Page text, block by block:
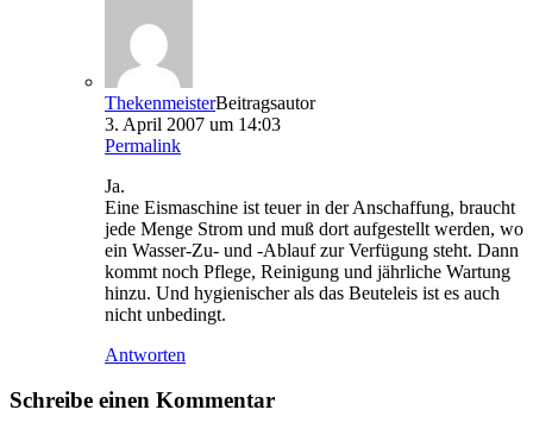
ThekenmeisterBeitragsautor
3. April 2007 um 14:03
Permalink
Ja.
Eine Eismaschine ist teuer in der Anschaffung, braucht
jede Menge Strom und muß dort aufgestellt werden, wo
ein Wasser-Zu- und -Ablauf zur Verfügung steht. Dann
kommt noch Pflege, Reinigung und jährliche Wartung
hinzu. Und hygienischer als das Beuteleis ist es auch
nicht unbedingt.
Antworten
Schreibe einen Kommentar